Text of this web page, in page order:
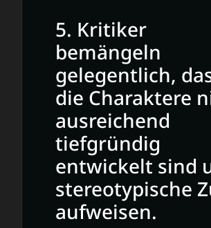
5. Kritiker
bemängeln
gelegentlich,
die Charaktere
ausreichend
tiefgründig
entwickelt sind
stereotypische
aufweisen.